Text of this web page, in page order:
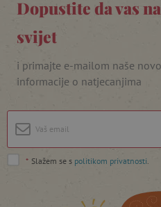
Dopustite da vas
svijet
i primajte e-mailom naše
informacije o natjecanjima
* Slažem se s politikom privatnosti
Googleovu